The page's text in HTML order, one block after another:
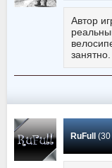
Автор
занятно.
RuFull(30